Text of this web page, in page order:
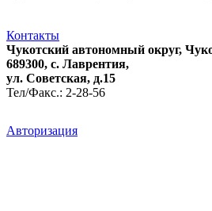
Контакты
Чукотский автономный округ,
689300, с. Лаврентия,
ул. Советская, д.15
Тел/Факс.: 2-28-56
Авторизация